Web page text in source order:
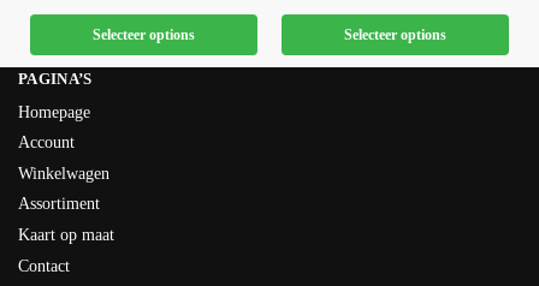
Selecteer options Selecteer options
PAGINA’S
Homepage
Account
Winkelwagen
Assortiment
Kaart op maat
Contact